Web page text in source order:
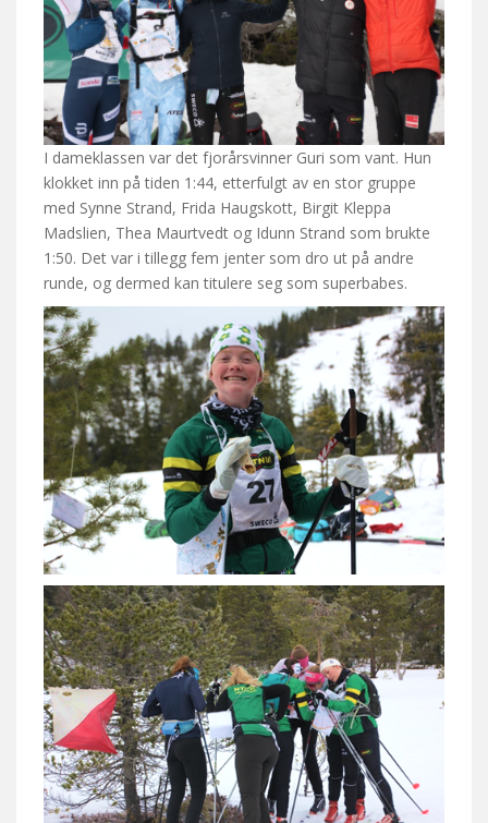
I dameklassen var det fjorårsvinner Guri som vant. Hun
klokket inn på tiden 1:44, etterfulgt av en stor gruppe
med Synne Strand, Frida Haugskott, Birgit Kleppa
Madslien, Thea Maurtvedt og Idunn Strand som brukte
1:50. Det var i tillegg fem jenter som dro ut på andre
runde, og dermed kan titulere seg som superbabes.